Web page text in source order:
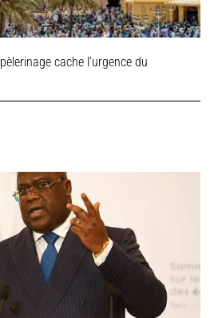
cache l’urgence du